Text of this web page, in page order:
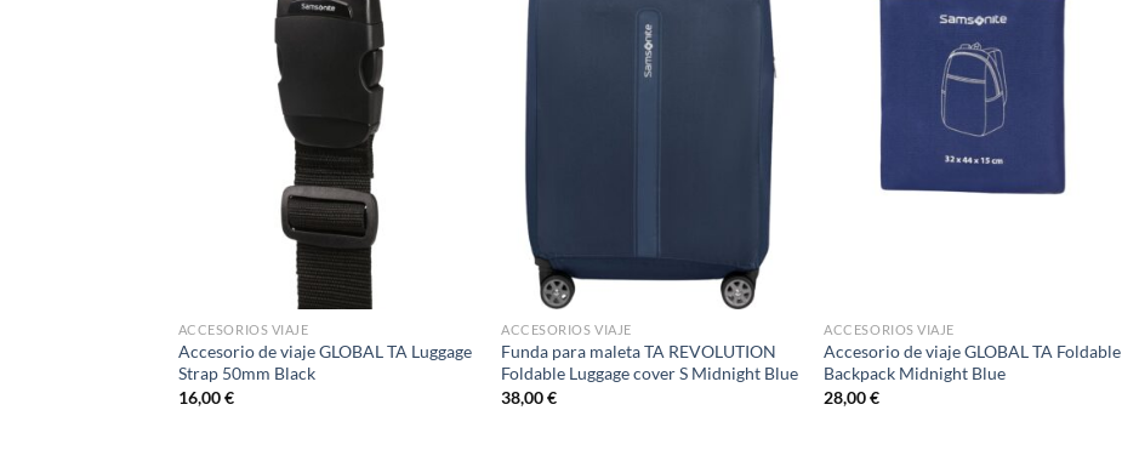
ACCESORIOS VIAJE
Accesorio de viaje GLOBAL TA Luggage
Strap 50mm Black
16,00€
ACCESORIOS VIAJE
Funda para maleta TA REVOLUTION
Foldable Luggage cover S Midnight Blue
38,00€
ACCESORIOS VIAJE
Accesorio de viaje GLOBAL TA Foldable
Backpack Midnight Blue
28,00€